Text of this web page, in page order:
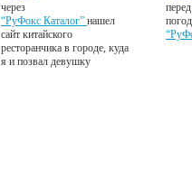
через
“РуФокс Каталог”нашел
сайт китайского
ресторанчика в городе, куда
я и позвал девушку